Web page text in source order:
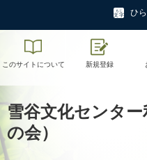
ひ
このサイトについて 新規登録
雪谷文化センタ
の会）